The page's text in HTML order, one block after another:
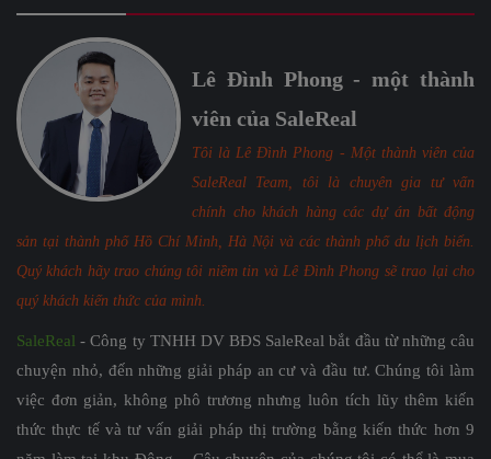
Lê Đình Phong - một thành
viên của SaleReal
Tôi là Lê Đình Phong - Một thành viên của
SaleReal Team, tôi là chuyên gia tư vấn
chính cho khách hàng các dự án bất động
sản tại thành phố Hồ Chí Minh, Hà Nội và các thành phố du lịch biển.
Quý khách hãy trao chúng tôi niềm tin và Lê Đình Phong sẽ trao lại cho
quý khách kiến thức của mình.
SaleReal - Công ty TNHH DV BĐS SaleReal bắt đầu từ những câu
chuyện nhỏ, đến những giải pháp an cư và đầu tư. Chúng tôi làm
việc đơn giản, không phô trương nhưng luôn tích lũy thêm kiến
thức thực tế và tư vấn giải pháp thị trường bằng kiến thức hơn 9